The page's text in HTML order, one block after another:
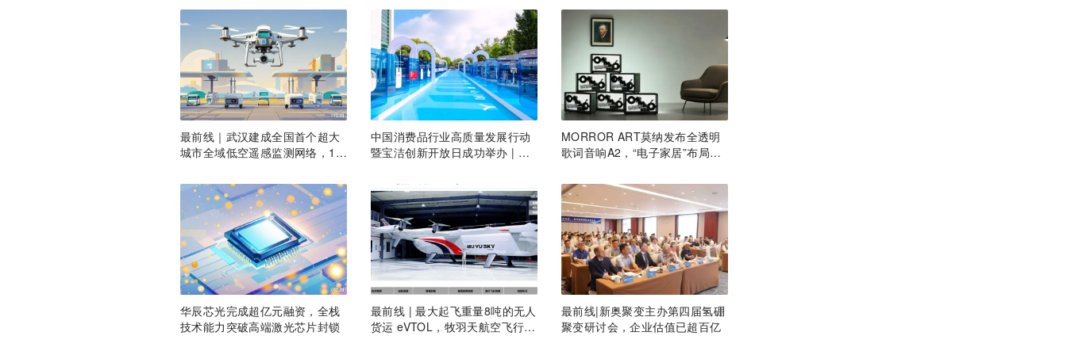
最前线｜武汉建成全国首个超大
城市全域低空遥感监测网络，14
中国消费品行业高质量发展行动
暨宝洁创新开放日成功举办 | 最
MORROR ART莫纳发布全透明
歌词音响A2，“电子家居”布局更
华辰芯光完成超亿元融资，全栈
技术能力突破高端激光芯片封锁
最前线 | 最大起飞重量8吨的无人
货运 eVTOL，牧羽天航空飞行重
最前线|新奥聚变主办第四届氢硼
聚变研讨会，企业估值已超百亿